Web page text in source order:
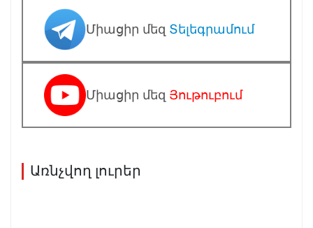
Միացիր մեզ Տելեգրամում
Միացիր մեզ Յութուբում
Առնչվող լուրեր